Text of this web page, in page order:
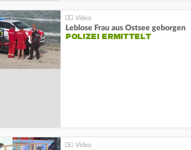
Leblose Frau aus Ostsee geborgen
POLIZEI ERMITTELT